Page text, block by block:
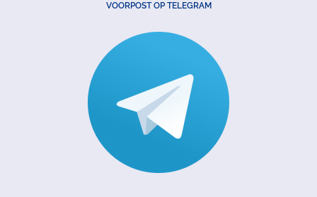
VOORPOST OP TELEGRAM